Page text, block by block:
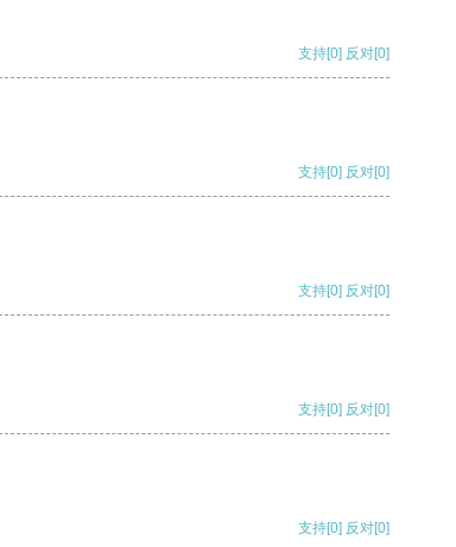
支持[0] 反对[0]
支持[0] 反对[0]
支持[0] 反对[0]
支持[0] 反对[0]
支持[0] 反对[0]